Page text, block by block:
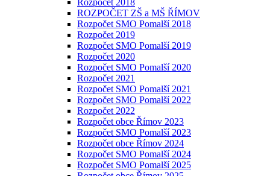
Rozpočet 2018
ROZPOČET ZŠ a MŠ ŘÍMOV
Rozpočet SMO Pomalší 2018
Rozpočet 2019
Rozpočet SMO Pomalší 2019
Rozpočet 2020
Rozpočet SMO Pomalší 2020
Rozpočet 2021
Rozpočet SMO Pomalší 2021
Rozpočet SMO Pomalší 2022
Rozpočet 2022
Rozpočet obce Římov 2023
Rozpočet SMO Pomalší 2023
Rozpočet obce Římov 2024
Rozpočet SMO Pomalší 2024
Rozpočet SMO Pomalší 2025